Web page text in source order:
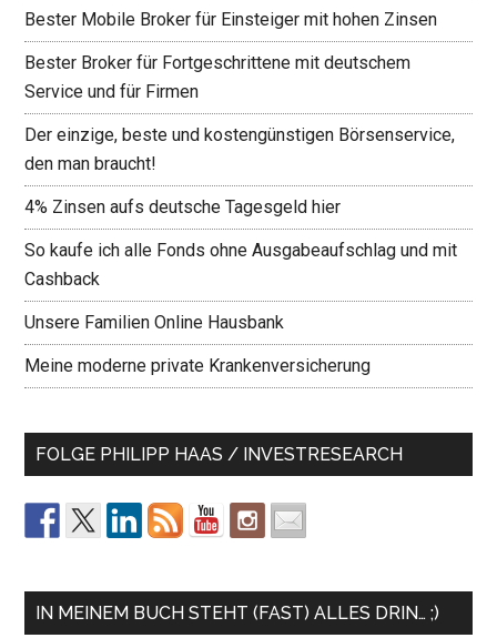
Bester Mobile Broker für Einsteiger mit hohen Zinsen
Bester Broker für Fortgeschrittene mit deutschem
Service und für Firmen
Der einzige, beste und kostengünstigen Börsenservice,
den man braucht!
4% Zinsen aufs deutsche Tagesgeld hier
So kaufe ich alle Fonds ohne Ausgabeaufschlag und mit
Cashback
Unsere Familien Online Hausbank
Meine moderne private Krankenversicherung
FOLGE PHILIPP HAAS / INVESTRESEARCH
IN MEINEM BUCH STEHT (FAST) ALLES DRIN… ;)